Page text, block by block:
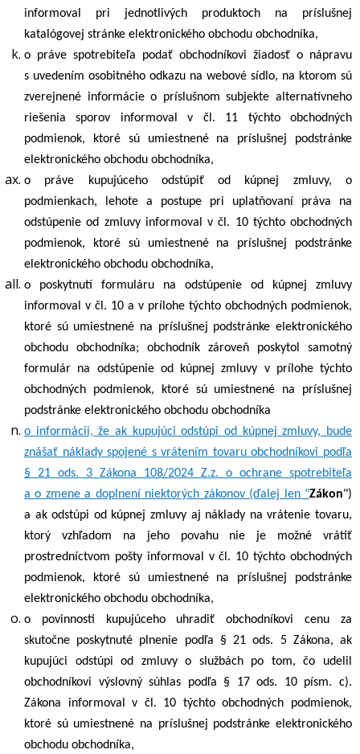
informoval pri jednotlivých produktoch na príslušnej
katalógovej stránke elektronického obchodu obchodníka,
o práve spotrebiteľa podať obchodníkovi žiadosť o nápravu
s uvedením osobitného odkazu na webové sídlo, na ktorom sú
zverejnené informácie o príslušnom subjekte alternatívneho
riešenia sporov informoval v čl. 11 týchto obchodných
podmienok, ktoré sú umiestnené na príslušnej podstránke
elektronického obchodu obchodníka,
o práve kupujúceho odstúpiť od kúpnej zmluvy, o
podmienkach, lehote a postupe pri uplatňovaní práva na
odstúpenie od zmluvy informoval v čl. 10týchto obchodných
podmienok, ktoré sú umiestnené na príslušnej podstránke
elektronického obchodu obchodníka,
o poskytnutí formuláru na odstúpenie od kúpnej zmluvy
informoval v čl. 10 a v prílohe týchto obchodných podmienok,
ktoré sú umiestnené na príslušnej podstránke elektronického
obchodu obchodníka; obchodník zároveň poskytol samotný
formulár na odstúpenie od kúpnej zmluvy v prílohe týchto
obchodných podmienok, ktoré sú umiestnené na príslušnej
podstránke elektronického obchodu obchodníka
o informácii, že ak kupujúci odstúpi od kúpnej zmluvy, bude
znášať náklady spojené s vrátením tovaru obchodníkovi podľa
§ 21 ods. 3 Zákona 108/2024 Z.z. o ochrane spotrebiteľa
a o zmene a doplnení niektorých zákonov (ďalej len "Zákon")
a ak odstúpi od kúpnej zmluvy aj náklady na vrátenie tovaru,
ktorý vzhľadom na jeho povahu nie je možné vrátiť
prostredníctvom pošty informoval v čl. 10 týchto obchodných
podmienok, ktoré sú umiestnené na príslušnej podstránke
elektronického obchodu obchodníka,
o povinnosti kupujúceho uhradiť obchodníkovi cenu za
skutočne poskytnuté plnenie podľa § 21 ods. 5 Zákona, ak
kupujúci odstúpi od zmluvy o službách po tom, čo udelil
obchodníkovi výslovný súhlas podľa § 17 ods. 10 písm. c).
Zákona informoval v čl. 10 týchto obchodných podmienok,
ktoré sú umiestnené na príslušnej podstránke elektronického
obchodu obchodníka,